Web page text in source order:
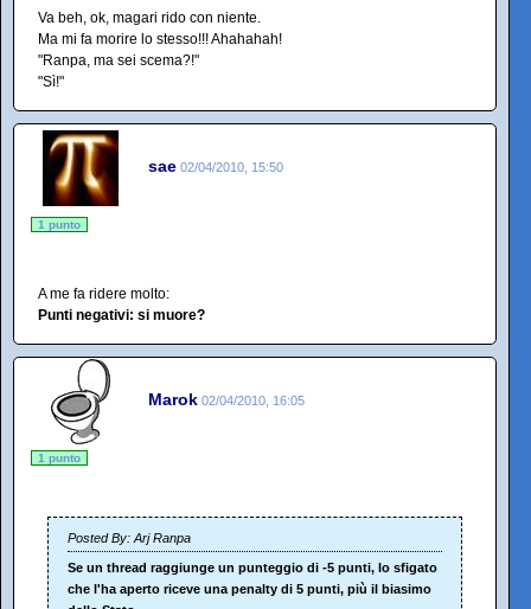
Va beh, ok, magari rido con niente.
Ma mi fa morire lo stesso!!! Ahahahah!
"Ranpa, ma sei scema?!"
"Sì!"
sae 02/04/2010, 15:50
1 punto
A me fa ridere molto:
Punti negativi: si muore?
Marok 02/04/2010, 16:05
1 punto
Posted By: Arj Ranpa
Se un thread raggiunge un punteggio di -5 punti, lo sfigato
che l'ha aperto riceve una penalty di 5 punti, più il biasimo